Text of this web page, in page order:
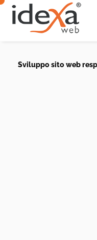
Sviluppo sito web